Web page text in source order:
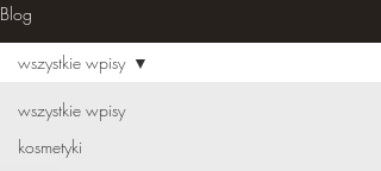
Blog
wszystkie wpisy
kosmetyki
wszystkie wpisy